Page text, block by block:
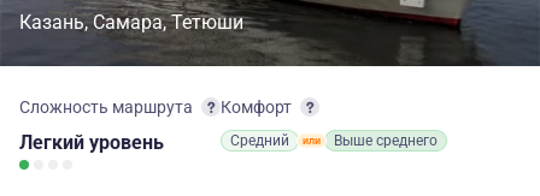
Казань Самара Тетюши
Сложность маршрута
Легкий уровень
Комфорт
Средний Выше среднего